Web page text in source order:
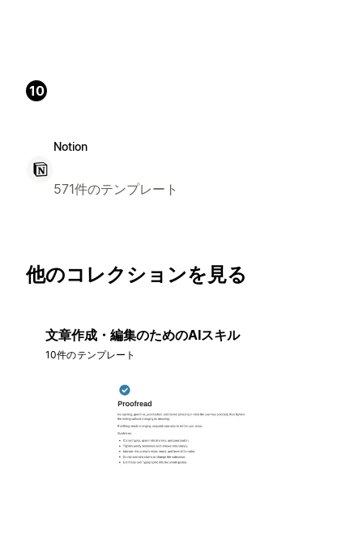
10
Notion
571件のテンプレート
他のコレクションを見る
文章作成・編集のためのAIスキル
10件のテンプレート